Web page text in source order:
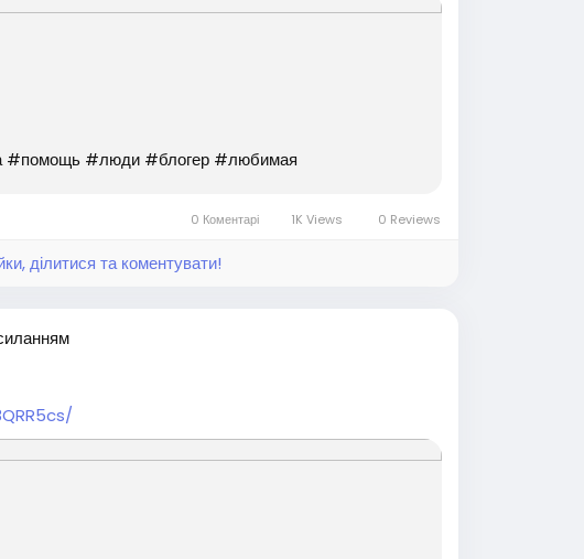
#люди #блогер #любимая
0 Коментарі 1K Views 0 Reviews
ділитися та коментувати!